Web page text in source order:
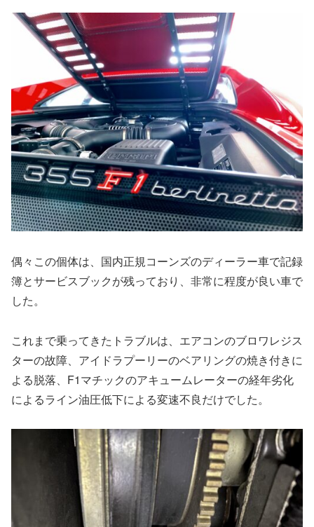
偶々この個体は、国内正規コーンズのディーラー車で記録
簿とサービスブックが残っており、非常に程度が良い車で
した。
これまで乗ってきたトラブルは、エアコンのブロワレジス
ターの故障、アイドラプーリーのベアリングの焼き付きに
よる脱落、F1マチックのアキュームレーターの経年劣化
によるライン油圧低下による変速不良だけでした。